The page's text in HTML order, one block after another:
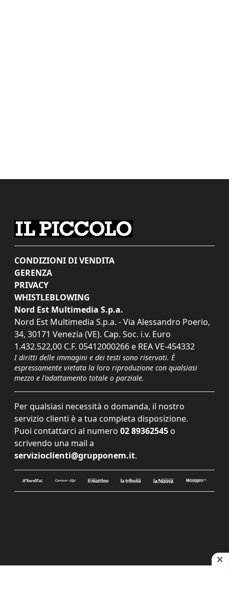
CONDIZIONI DI VENDITA
GERENZA
PRIVACY
WHISTLEBLOWING
Nord Est Multimedia S.p.a.
Nord Est Multimedia S.p.a. - Via Alessandro Poerio,
34, 30171 Venezia (VE). Cap. Soc. i.v. Euro
1.432.522,00 C.F. 05412000266 e REA VE-454332
I diritti delle immagini e dei testi sono riservati. È
espressamente vietata la loro riproduzione con qualsiasi
mezzo e l'adattamento totale o parziale.
Per qualsiasi necessità o domanda, il nostro
servizio clienti è a tua completa disposizione.
Puoi contattarci al numero 02 89362545 o
scrivendo una mail a
servizioclienti@grupponem.it.